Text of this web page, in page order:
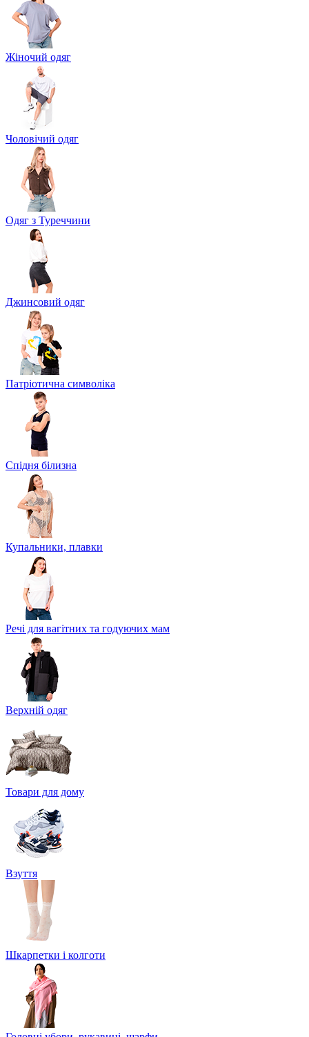
Жіночий одяг
Чоловічий одяг
Одяг з Туреччини
Джинсовий одяг
Патріотична символіка
Спідня білизна
Купальники, плавки
Речі для вагітних та годуючих мам
Верхній одяг
Товари для дому
Взуття
Шкарпетки і колготи